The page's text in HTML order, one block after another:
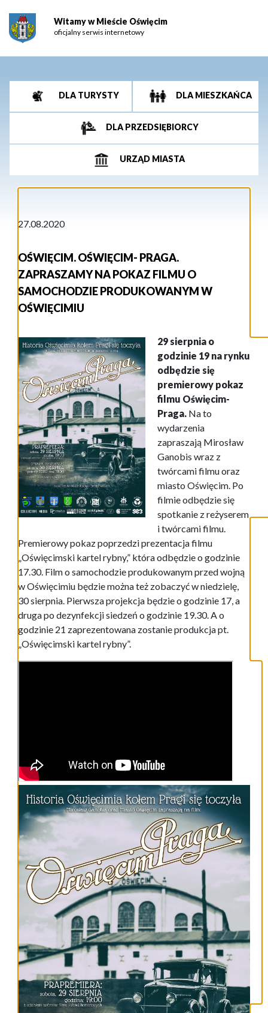
Witamy w Mieście Oświęcim
oficjalny serwis internetowy
DLA TURYSTY DLA MIESZKAŃCA
DLA PRZEDSIĘBIORCY
URZĄD MIASTA
27.08.2020
OŚWIĘCIM. OŚWIĘCIM- PRAGA.
ZAPRASZAMY NA POKAZ FILMU O
SAMOCHODZIE PRODUKOWANYM W
OŚWIĘCIMIU
29 sierpnia o
godzinie 19 na rynku
odbędzie się
premierowy pokaz
filmu Oświęcim-
Praga. Na to
wydarzenia
zapraszają Mirosław
Ganobis wraz z
twórcami filmu oraz
miasto Oświęcim. Po
filmie odbędzie się
spotkanie z reżyserem
i twórcami filmu.
Premierowy pokaz poprzedzi prezentacja filmu
„Oświęcimski kartel rybny,” która odbędzie o godzinie
17.30. Film o samochodzie produkowanym przed wojną
w Oświęcimiu będzie można też zobaczyć w niedzielę,
30 sierpnia. Pierwsza projekcja będzie o godzinie 17, a
druga po dezynfekcji siedzeń o godzinie 19.30. A o
godzinie 21 zaprezentowana zostanie produkcja pt.
„Oświęcimski kartel rybny”.